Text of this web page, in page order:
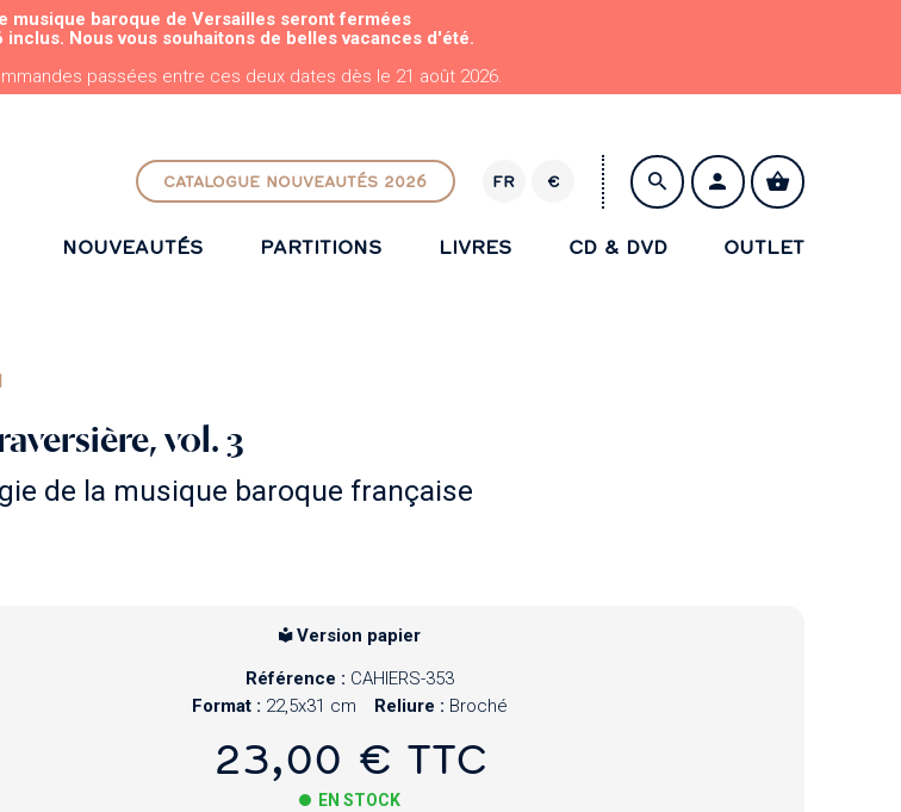
AU CONTENU PRINCIPAL
musique baroque de Versailles seront fermées
inclus. Nous vous souhaitons de belles vacances d'été.
passées entre ces deux dates dès le 21 août 2026.
CATALOGUE NOUVEAUTÉS 2026 FR
R
€
NOUVEAUTÉS PARTITIONS LIVRES CD & DVD OUTLET
vol. 3
de la musique baroque française
Version papier
Référence : CAHIERS-353
Format : 22,5x31 cm Reliure : Broché
23,00 € TTC
EN STOCK